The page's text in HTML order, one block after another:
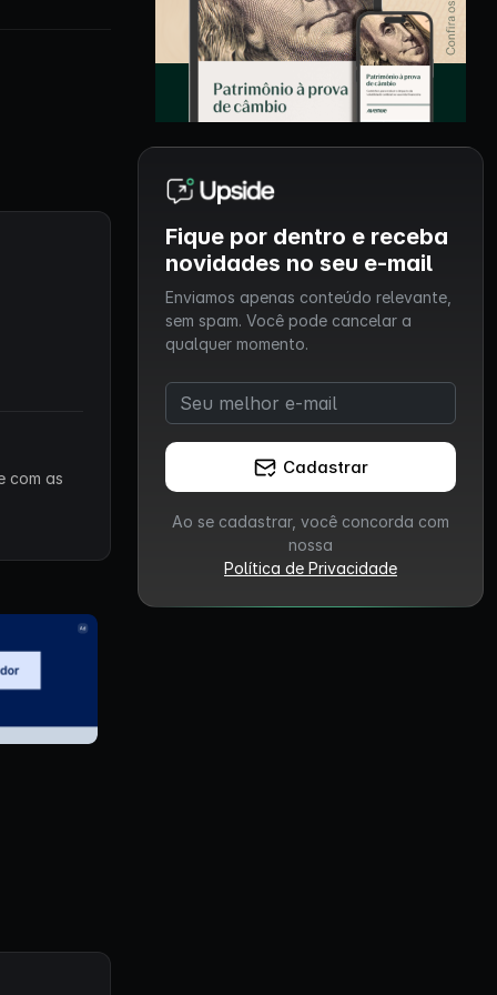
com as
Fique por dentro e receba
novidades no seu e-mail
Enviamos apenas conteúdo relevante,
sem spam. Você pode cancelar a
qualquer momento.
Cadastrar
Ao se cadastrar, você concorda com
nossa
Política de Privacidade